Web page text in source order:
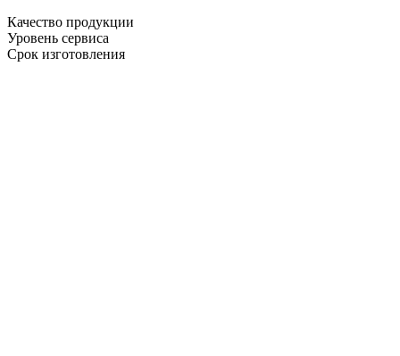
Качество продукции
Уровень сервиса
Срок изготовления